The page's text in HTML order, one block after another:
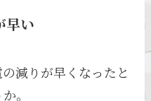
早い
減りが早くなったと
。